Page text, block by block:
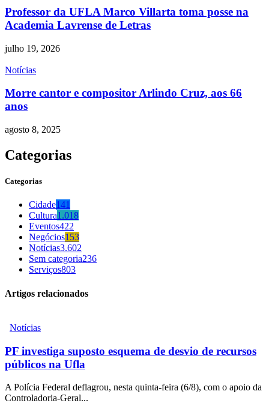
Professor da UFLA Marco Villarta toma posse na
Academia Lavrense de Letras
julho 19, 2026
Notícias
Morre cantor e compositor Arlindo Cruz, aos 66
anos
agosto 8, 2025
Categorias
Categorias
Cidade141
Cultura1.018
Eventos422
Negócios153
Notícias3.602
Sem categoria236
Serviços803
Artigos relacionados
Notícias
PF investiga suposto esquema de desvio de recursos
públicos na Ufla
A Polícia Federal deflagrou, nesta quinta-feira (6/8), com o apoio da
Controladoria-Geral...